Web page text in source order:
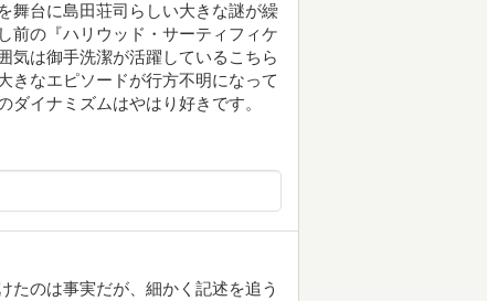
舞台に島田荘司らしい大きな謎が繰
前の『ハリウッド・サーティフィケ
気は御手洗潔が活躍しているこちら
きなエピソードが行方不明になって
イナミズムはやはり好きです。
たのは事実だが、細かく記述を追う